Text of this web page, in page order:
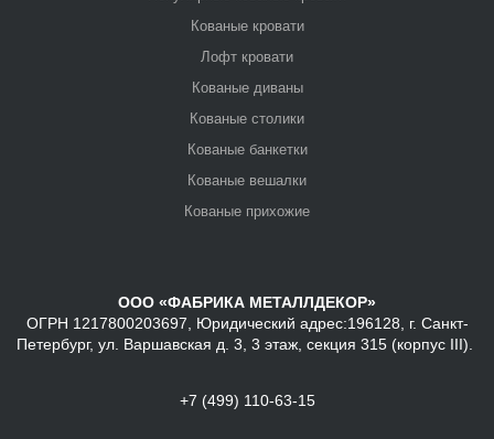
Кованые кровати
Лофт кровати
Кованые диваны
Кованые столики
Кованые банкетки
Кованые вешалки
Кованые прихожие
ООО «ФАБРИКА МЕТАЛЛДЕКОР»
ОГРН 1217800203697, Юридический адрес:196128, г. Санкт-
Петербург, ул. Варшавская д. 3, 3 этаж, секция 315 (корпус III).
+7 (499) 110-63-15